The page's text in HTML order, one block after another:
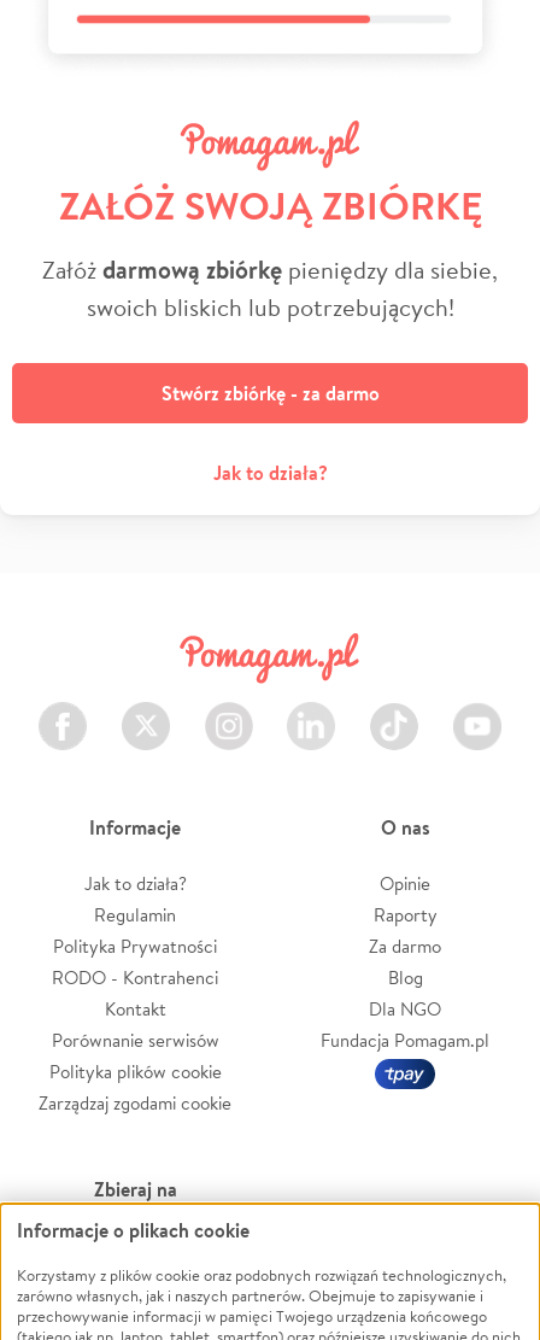
ZAŁÓŻ SWOJĄ ZBIÓRKĘ
Załóżdarmową zbiórkę pieniędzy dla siebie,
swoich bliskich lub potrzebujących!
Stwórz zbiórkę - za darmo
Jak to działa?
Facebook Twitter Instagram LinkedIn TikTok Youtube
Informacje
Jak to działa?
Regulamin
Polityka Prywatności
RODO - Kontrahenci
Kontakt
Porównanie serwisów
Polityka plików cookie
Zarządzaj zgodami cookie
O nas
Opinie
Raporty
Za darmo
Blog
Dla NGO
Fundacja Pomagam.pl
Zbieraj na
Leczenie
Zwierzęta
Pożar
Powódź
Wichura
Informacje o plikach cookie
Korzystamy z plików cookie oraz podobnych rozwiązań technologicznych,
zarówno własnych, jak i naszych partnerów. Obejmuje to zapisywanie i
przechowywanie informacji w pamięci Twojego urządzenia końcowego